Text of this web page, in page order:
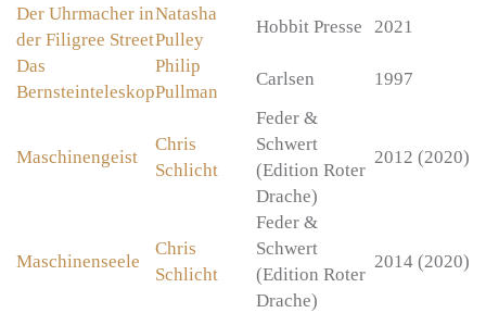
Der Uhrmacher in
der Filigree Street
Natasha
Pulley
Hobbit Presse
2021
Das
Bernsteinteleskop
Philip
Pullman
Carlsen 1997
Maschinengeist
Chris
Schlicht
Feder &
Schwert
(Edition Roter
Drache)
2012 (2020)
Maschinenseele
Chris
Schlicht
Feder &
Schwert
(Edition Roter
Drache)
2014 (2020)